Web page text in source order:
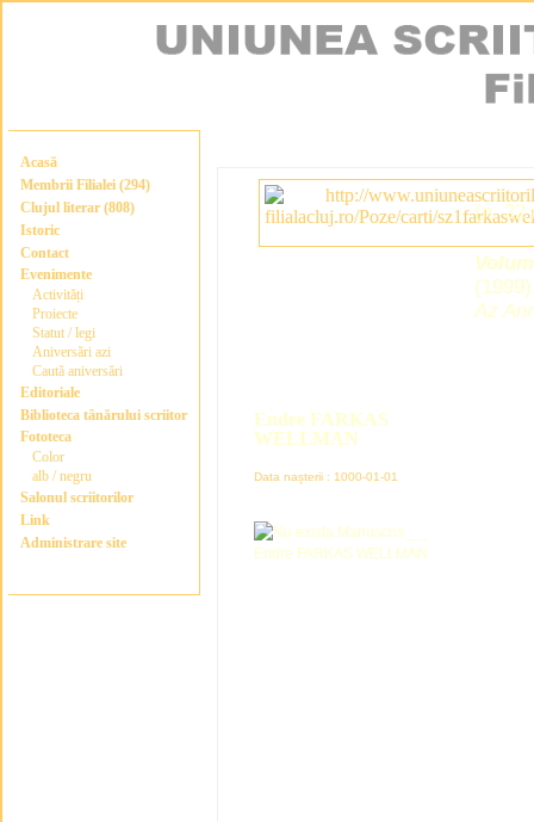
Acasă
Membrii Filialei (294)
Clujul literar (808)
Istoric
Contact
Evenimente
Activități
Proiecte
Statut / legi
Aniversări azi
Caută aniversări
Editoriale
Biblioteca tânărului scriitor
Fototeca
Color
alb / negru
Salonul scriitorilor
Link
Administrare site
Endre FARKAS
WELLMAN
Data nașterii : 1000-01-01
(n. 22
Az